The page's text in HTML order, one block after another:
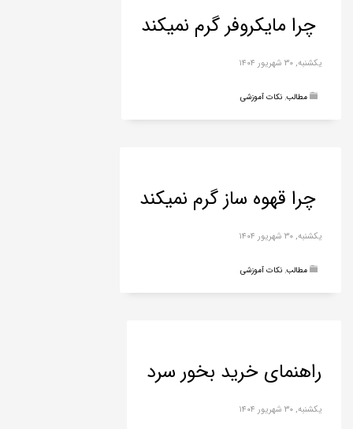
چرا مایکروفر گرم نمیکند
یکشنبه, ۳۰ شهریور ۱۴۰۴
مطالب, نکات آموزشی
چرا قهوه ساز گرم نمیکند
یکشنبه, ۳۰ شهریور ۱۴۰۴
مطالب, نکات آموزشی
راهنمای خرید بخور سرد
یکشنبه, ۳۰ شهریور ۱۴۰۴